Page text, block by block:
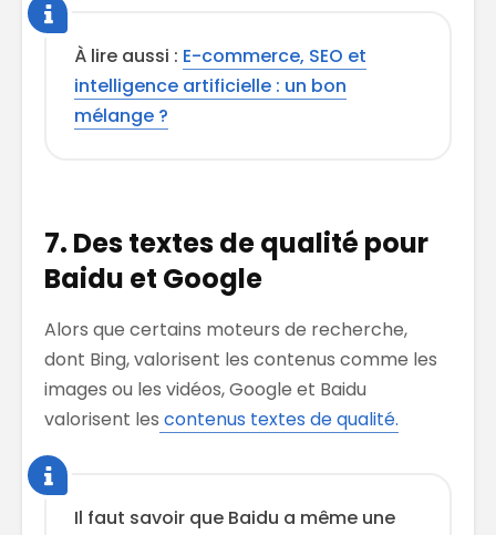
À lire aussi : E-commerce, SEO et
intelligence artificielle : un bon
mélange ?
7. Des textes de qualité pour
Baidu et Google
Alors que certains moteurs de recherche,
dont Bing, valorisent les contenus comme les
images ou les vidéos, Google et Baidu
valorisent les contenus textes de qualité.
Il faut savoir que Baidu a même une